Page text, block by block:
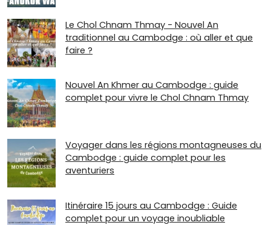
Le Chol Chnam Thmay - Nouvel An
traditionnel au Cambodge : où aller et que
faire ?
Nouvel An Khmer au Cambodge : guide
complet pour vivre le Chol Chnam Thmay
Voyager dans les régions montagneuses du
Cambodge : guide complet pour les
aventuriers
Itinéraire 15 jours au Cambodge : Guide
complet pour un voyage inoubliable